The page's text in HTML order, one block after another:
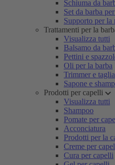
Schiuma da
Set da barba
Supporto per la
Trattamenti per la
Visualizza tutti
Balsamo da
Pettini e
Oli per la barba
Trimmer e
Sapone e
Prodotti per capelli
Visualizza tutti
Shampoo
Pomate per
Acconciatura
Prodotti per la
Creme per
Cura per capelli